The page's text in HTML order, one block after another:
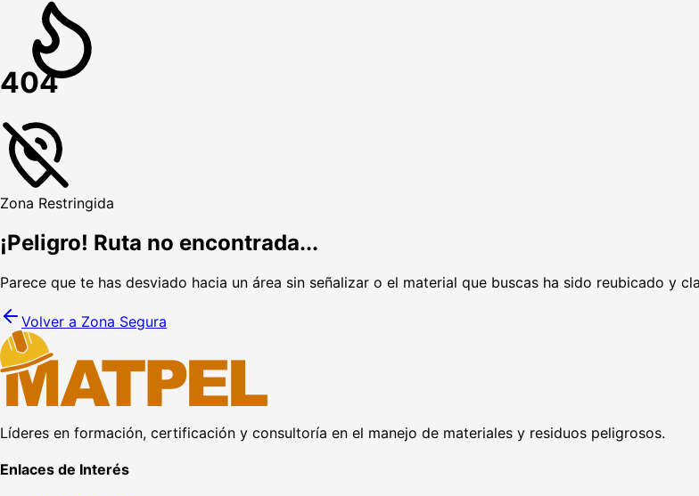
404
Zona Restringida
¡Peligro! Ruta no encontrada...
Parece que te has desviado hacia un área sin señalizar o el material que buscas ha sido reubicado y
Volver a Zona Segura
Líderes en formación, certificación y consultoría en el manejo de materiales y residuos peligrosos.
Enlaces de Interés